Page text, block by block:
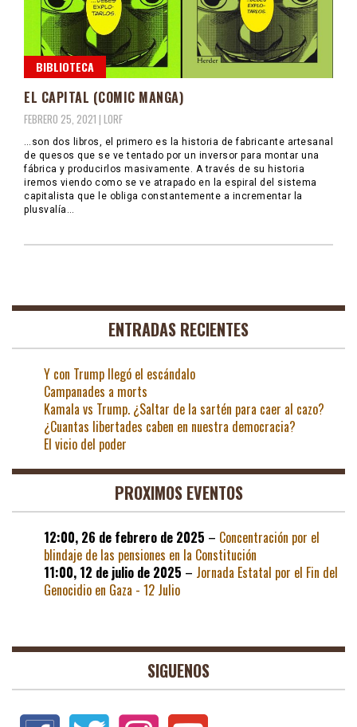
BIBLIOTECA
EL CAPITAL (COMIC MANGA)
FEBRERO 25, 2021 | LORF
…son dos libros, el primero es la historia de fabricante artesanal
de quesos que se ve tentado por un inversor para montar una
fábrica y producirlos masivamente. A través de su historia
iremos viendo como se ve atrapado en la espiral del sistema
capitalista que le obliga constantemente a incrementar la
plusvalía…
ENTRADAS RECIENTES
Y con Trump llegó el escándalo
Campanades a morts
Kamala vs Trump. ¿Saltar de la sartén para caer al cazo?
¿Cuantas libertades caben en nuestra democracia?
El vicio del poder
PROXIMOS EVENTOS
12:00, 26 de febrero de 2025 – Concentración por el
blindaje de las pensiones en la Constitución
11:00, 12 de julio de 2025 – Jornada Estatal por el Fin del
Genocidio en Gaza - 12 Julio
SIGUENOS